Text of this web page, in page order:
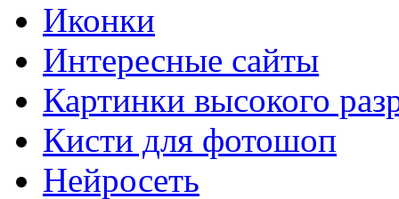
Иконки
Интересные сайты
Картинки высокого
Кисти для фотошоп
Нейросеть